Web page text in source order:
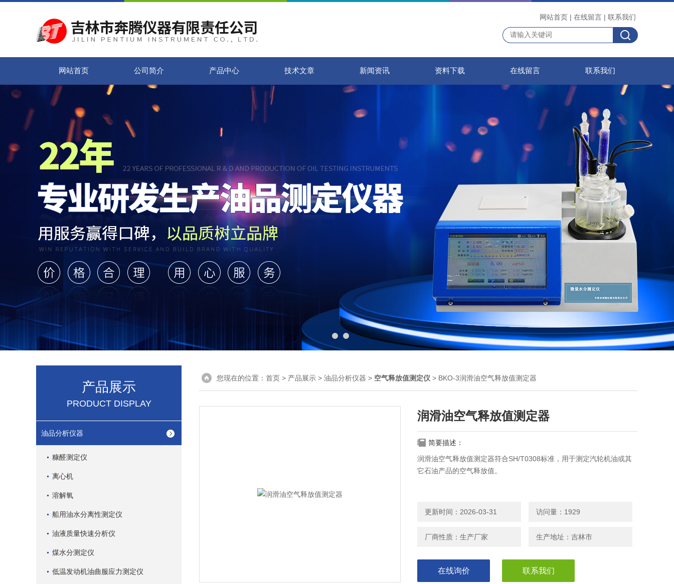
网站首页 | 在线留言 | 联系我们
网站首页 公司简介 产品中心 技术文章 新闻资讯 资料下载 在线留言 联系我们
产品展示
PRODUCT DISPLAY
油品分析仪器
糠醛测定仪
离心机
溶解氧
船用油水分离性测定仪
油液质量快速分析仪
煤水分测定仪
低温发动机油曲服应力测定仪
您现在的位置： 首页 > 产品展示 > 油品分析仪器 > 空气释放值测定仪 > BKO-3润滑油空气释放值测定器
润滑油空气释放值测定器
简要描述：
润滑油空气释放值测定器符合SH/T0308标准，用于测定汽轮机油或其
它石油产品的空气释放值。
更新时间：2026-03-31 访问量：1929
厂商性质：生产厂家 生产地址：吉林市
在线询价 联系我们